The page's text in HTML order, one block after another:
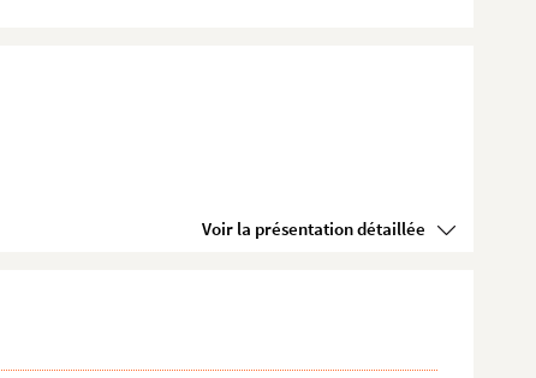
Voir la présentation détaillée